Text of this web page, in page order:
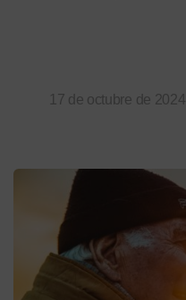
17 de octubre de 2024